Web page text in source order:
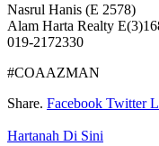
Nasrul Hanis (E 2578)
Alam Harta Realty
019-2172330
#COAAZMAN
Share. Facebook Twitter
Hartanah Di Sini